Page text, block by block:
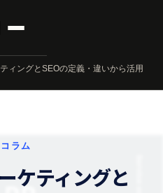
ィングとSEOの定義・違いから活用
ラム
ケティングと